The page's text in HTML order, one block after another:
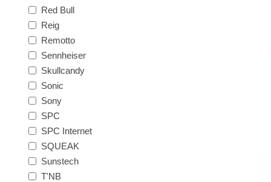
Red Bull
Reig
Remotto
Sennheiser
Skullcandy
Sonic
Sony
SPC
SPC Internet
SQUEAK
Sunstech
T'NB